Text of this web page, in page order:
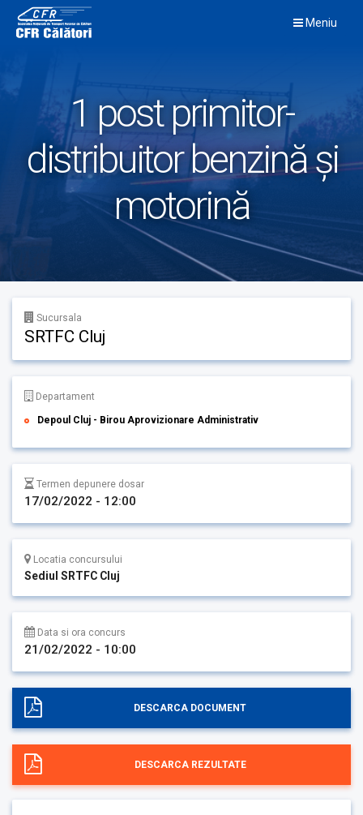
content
Meniu
1 post primitor-
distribuitor benzină și
motorină
Sucursala
SRTFC Cluj
Departament
Depoul Cluj - Birou Aprovizionare Administrativ
Termen depunere dosar
17/02/2022 - 12:00
Locatia concursului
Sediul SRTFC Cluj
Data si ora concurs
21/02/2022 - 10:00
DESCARCA DOCUMENT
DESCARCA REZULTATE